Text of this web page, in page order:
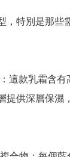
，特別是那些
這款乳霜含
提供深層保濕